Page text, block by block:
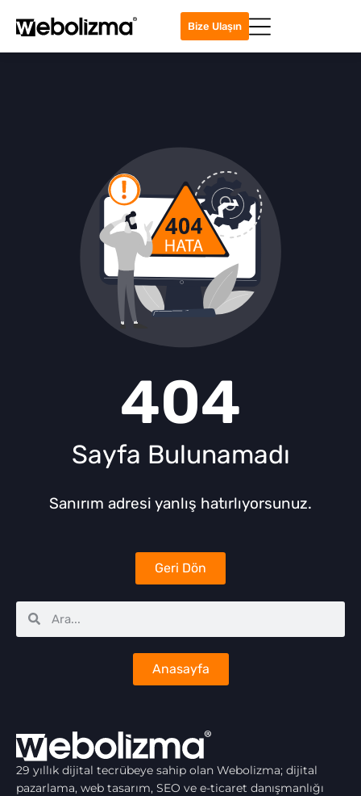
Bize Ulaşın
404
Sayfa Bulunamadı
Sanırım adresi yanlış hatırlıyorsunuz.
Geri Dön
Anasayfa
29 yıllık dijital tecrübeye sahip olan Webolizma; dijital
pazarlama, web tasarım, SEO ve e-ticaret danışmanlığı